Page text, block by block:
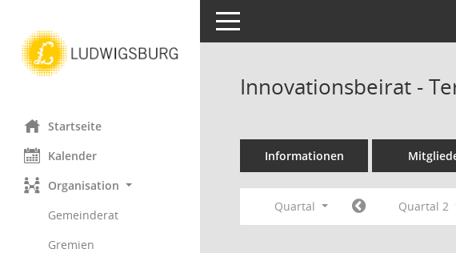
Startseite
Kalender
Organisation
Gemeinderat
Gremien
Toggle navigation
Innovationsbeirat -
Informationen
Quartal Quartal 2